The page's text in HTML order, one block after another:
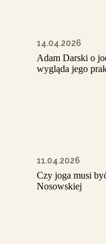
14.04.2026
Adam Darski o
wygląda jego
11.04.2026
Czy joga musi
Nosowskiej